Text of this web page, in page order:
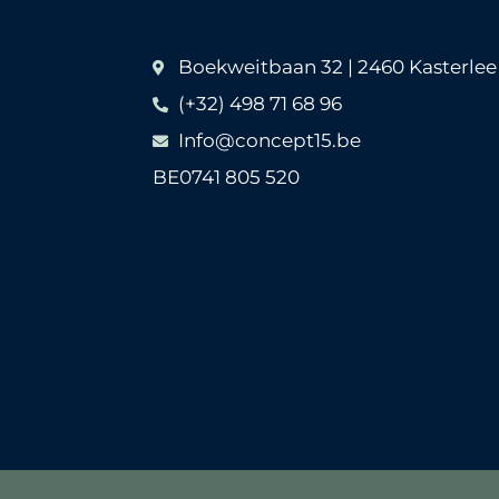
Boekweitbaan 32 | 2460 Kasterlee
(+32) 498 71 68 96
Info@concept15.be
BE0741 805 520